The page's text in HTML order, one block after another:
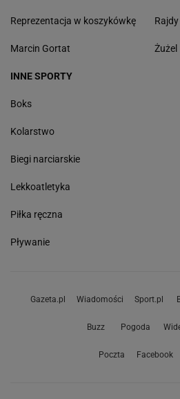
Reprezentacja w koszykówkę
Marcin Gortat Żużel
INNE SPORTY
Boks
Kolarstwo
Biegi narciarskie
Lekkoatletyka
Piłka ręczna
Pływanie
Gazeta.pl Wiadomości Sport.pl
Buzz Pogoda
Poczta Facebook